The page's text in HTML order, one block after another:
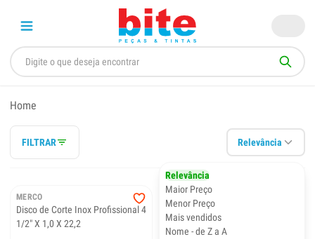
Home
FILTRAR Relevância
Relevância
Maior Preço
Menor Preço
Mais vendidos
Nome - de Z a A
MERCO
Disco de Corte Inox Profissional 4
1/2" X 1,0 X 22,2